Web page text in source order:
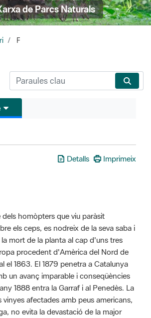
de Parcs Naturals
F
Detalls Imprimeix
homòpters que viu paràsit
els ceps, es nodreix de la seva saba i
mort de la planta al cap d'uns tres
procedent d'Amèrica del Nord de
el 1863. El 1879 penetra a Catalunya
un avanç imparable i conseqüències
1888 entra la Garraf i al Penedès. La
vinyes afectades amb peus americans,
no evita la devastació de la major